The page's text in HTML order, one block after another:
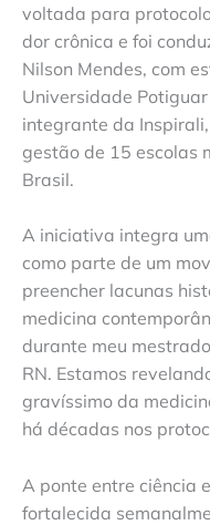
voltada para
dor crônica e foi
Nilson Mendes, com
Universidade
integrante da
gestão de 15 escolas
Brasil.
A iniciativa integra
como parte de um
preencher lacunas
medicina
durante meu
RN. Estamos
gravíssimo da
há décadas nos
A ponte entre ciência
fortalecida